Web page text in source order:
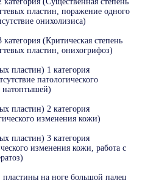
пластин, поражение одного
онихолизиса)
(Критическая степень
пластин, онихогрифоз)
пластин) 1 категория
патологического
натоптышей)
пластин) 2 категория
изменения кожи)
пластин) 3 категория
изменения кожи, работа с
пластины на ноге большой палец